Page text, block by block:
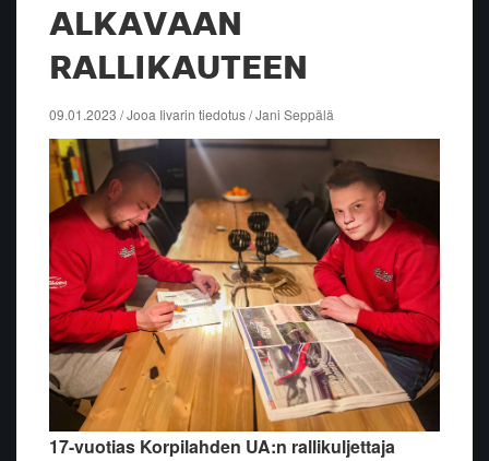
ALKAVAAN
RALLIKAUTEEN
09.01.2023 / Jooa Iivarin tiedotus / Jani Seppälä
17-vuotias Korpilahden UA:n rallikuljettaja